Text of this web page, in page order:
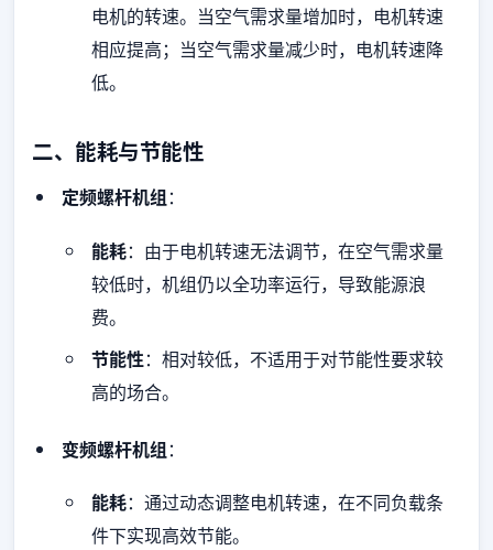
电机的转速。当空气需求量增加时，电机转速
相应提高；当空气需求量减少时，电机转速降
低。
二、能耗与节能性
定频螺杆机组：
能耗：由于电机转速无法调节，在空气需求量
较低时，机组仍以全功率运行，导致能源浪
费。
节能性：相对较低，不适用于对节能性要求较
高的场合。
变频螺杆机组：
能耗：通过动态调整电机转速，在不同负载条
件下实现高效节能。